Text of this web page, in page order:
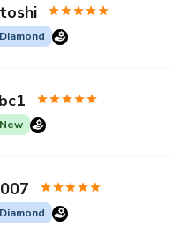
Diamond
New
Diamond